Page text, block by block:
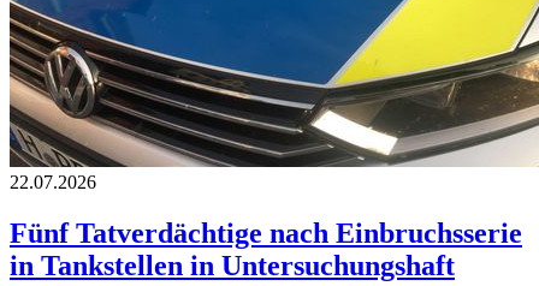
22.07.2026
Fünf Tatverdächtige nach Einbruchsserie
in Tankstellen in Untersuchungshaft